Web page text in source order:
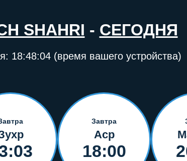
SHAHRI - СЕГОДНЯ
18:48:04(время вашего устройства)
Завтра
Аср
18:00